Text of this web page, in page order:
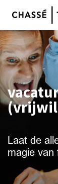
Laat de
magie van